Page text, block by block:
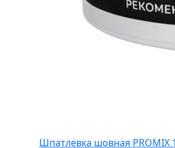
Шпатлевка шовная PROMIX